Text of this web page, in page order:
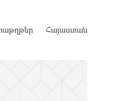
Հայաստան